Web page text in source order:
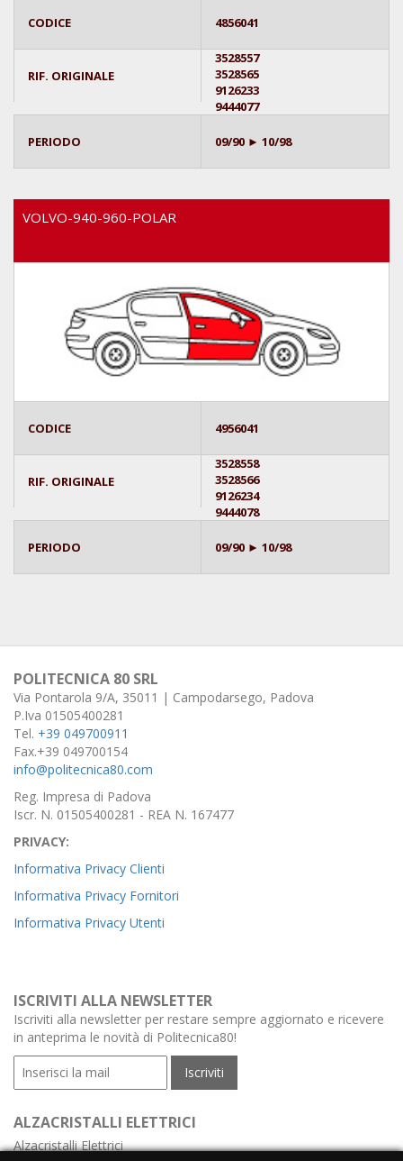
CODICE 4856041
RIF. ORIGINALE
3528557
3528565
9126233
9444077
PERIODO 09/90 ► 10/98
VOLVO-940-960-POLAR
CODICE 4956041
RIF. ORIGINALE
3528558
3528566
9126234
9444078
PERIODO 09/90 ► 10/98
POLITECNICA 80 SRL
Via Pontarola 9/A, 35011 | Campodarsego, Padova
P.Iva 01505400281
Tel. +39 049700911
Fax.+39 049700154
info@politecnica80.com
Reg. Impresa di Padova
Iscr. N. 01505400281 - REA N. 167477
PRIVACY:
Informativa Privacy Clienti
Informativa Privacy Fornitori
Informativa Privacy Utenti
ISCRIVITI ALLA NEWSLETTER
Iscriviti alla newsletter per restare sempre aggiornato e ricevere
in anteprima le novità di Politecnica80!
ALZACRISTALLI ELETTRICI
Alzacristalli Elettrici